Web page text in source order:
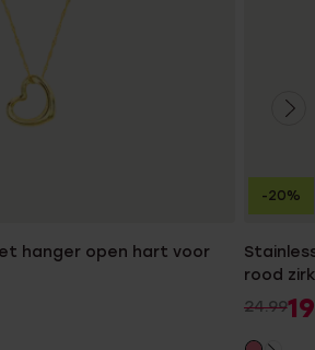
hanger open hart voor
rood
24.9919
-20%